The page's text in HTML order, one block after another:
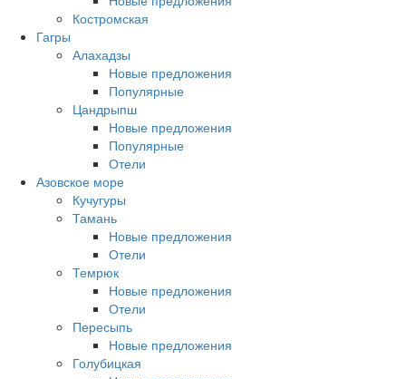
Костромская
Гагры
Алахадзы
Новые предложения
Популярные
Цандрыпш
Новые предложения
Популярные
Отели
Азовское море
Кучугуры
Тамань
Новые предложения
Отели
Темрюк
Новые предложения
Отели
Пересыпь
Новые предложения
Голубицкая